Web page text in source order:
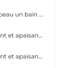
Soin à la Paraffine Mains & Pieds Offrez à votre peau un bain de douceur et de chaleur Hydratation profonde La chaleur de la paraffine ouvre les pores et permet une hydratation intense. Parfait pour les peaux sèches, rugueuses, ou les talons fendillés.
Un soin à la paraffine est un traitement hydratant et apaisant pour les mains et/ou les pieds, qui utilise une cire chauffée pour améliorer la peau sèche et abîmée. Il est également thérapeutique, car la chaleur aide à soulager les douleurs articulaires, musculaires et les affections comme l'arthrite, le psoriasis ou l'eczéma. L'enveloppement crée un effet de sauna qui permet aux produits hydratants appliqués avant la paraffine de pénétrer en profondeur.
Un soin à la paraffine est un traitement hydratant et apaisant pour les mains et/ou les pieds, qui utilise une cire chauffée pour améliorer la peau sèche et abîmée. Il est également thérapeutique, car la chaleur aide à soulager les douleurs articulaires, musculaires et les affections comme l'arthrite, le psoriasis ou l'eczéma. L'enveloppement crée un effet de sauna qui permet aux produits hydratants appliqués avant la paraffine de pénétrer en profondeur.